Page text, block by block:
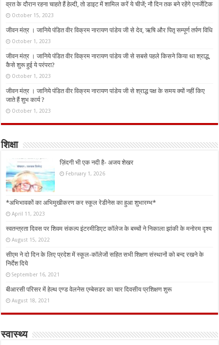
व्रत के दौरान रहना चाहते हैं हेल्दी, तो डाइट में शामिल करें ये चीजें; नौ दिन तक बने रहेंगे एनर्जेटिक
October 15, 2023
जीवन मंत्र । जानिये पंडित वीर विक्रम नारायण पांडेय जी से देव, ऋषि और पितृ सम्पूर्ण तर्पण विधि
October 1, 2023
जीवन मंत्र । जानिये पंडित वीर विक्रम नारायण पांडेय जी से सबसे पहले किसने किया था श्राद्ध,
कैसे शुरू हुई ये परंपरा?
October 1, 2023
जीवन मंत्र । जानिये पंडित वीर विक्रम नारायण पांडेय जी से श्राद्ध पक्ष के समय क्यों नहीं किए
जाते हैं शुभ कार्य ?
October 1, 2023
शिक्षा
ज़िंदगी भी एक नदी है- अजय शेखर
February 1, 2026
*अभिभावकों का अभिमुखीकरण कर स्कूल रेडीनेस का हुआ शुभारम्भ*
April 11, 2023
स्वतन्त्रता दिवस पर शिवम संकल्प इंटरमीडिएट कॉलेज के बच्चों ने निकाला झांकी के मनोरम दृश्य
August 15, 2022
सीएम ने दो दिन के लिए प्रदेश में स्कूल-कॉलेजों सहित सभी शिक्षण संस्थानों को बन्द रखने के
निर्देश दिये
September 16, 2021
बीआरसी परिसर में हेल्थ एण्ड वेलनेस एम्बेसडर का चार दिवसीय प्रशिक्षण शुरू
August 18, 2021
स्वास्थ्य